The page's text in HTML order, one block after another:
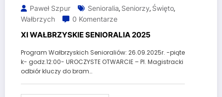
Paweł Szpur Senioralia, Seniorzy, Święto,
Wałbrzych
0 Komentarze
XI WAŁBRZYSKIE SENIORALIA 2025
Program Wałbrzyskich Senioraliów: 26.09.2025r. -piąte
k- godz.12:00- UROCZYSTE OTWARCIE – Pl. Magistracki
odbiór kluczy do bram…